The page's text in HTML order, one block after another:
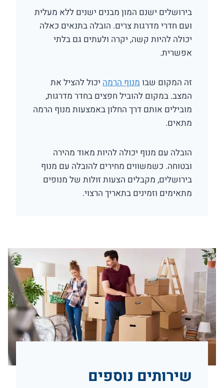
בירושלים ישנם המון מבנים ישנים ללא מעלית
ועם חדרי מדרגות צרים. הובלה בתנאים כאלה
יכולה להיות קשה, יקרה ולעתים גם בלתי
אפשרית.
זה המקום שבומנוף הרמה יכול להציל את
המצב. במקום להוביל חפצים בחדר מדרגות,
מובילים אותם דרך החלון באמצעות מנוף הרמה
מתאים.
הובלה עם מנוף יכולה להיות מאוד מהירה
ובטוחה. כשמשווים מחירים להובלה עם מנוף
בירושלים, מקבלים הצעות זולות של מנופים
מתאימים וזמינים בתאריך הרצוי.
שירותים נוספים